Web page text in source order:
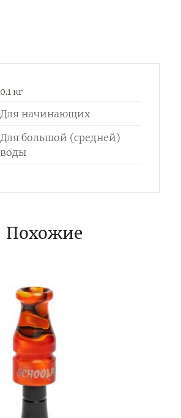
0.1 кг
Для начинающих
Для большой (средней)
воды
Похожие